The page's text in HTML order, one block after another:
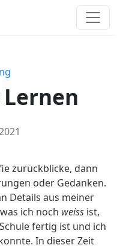
zurückblicke, dann
oder Gedanken.
Details aus meiner
ich noch weiss ist,
fertig ist und ich
In dieser Zeit